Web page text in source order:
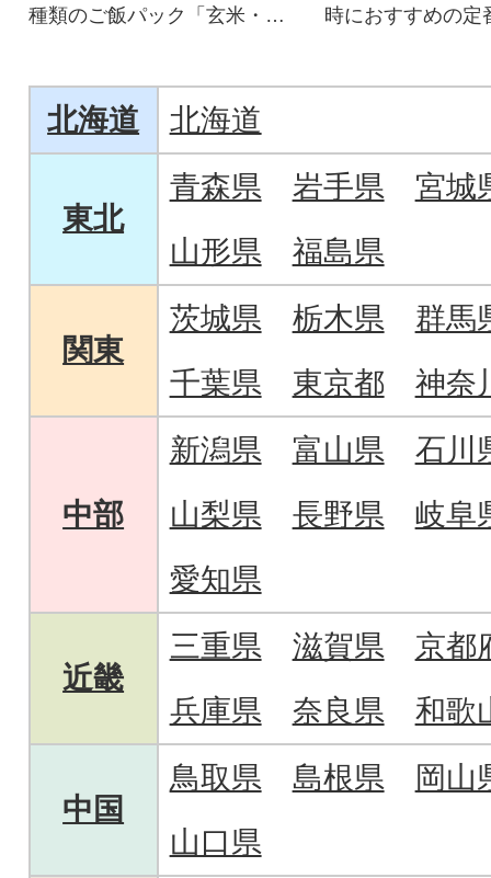
種類のご飯パック「玄米・黒
時におすすめの定
北海道 北海道
東北
青森県 岩手県
宮城
山形県
福島県
関東
茨城県 栃木県
群馬
千葉県
東京都 神奈
中部
新潟県 富山県
石川
山梨県
長野県
岐阜
愛知県
近畿
三重県 滋賀県
京都
兵庫県
奈良県 和歌
中国
鳥取県 島根県
岡山
山口県